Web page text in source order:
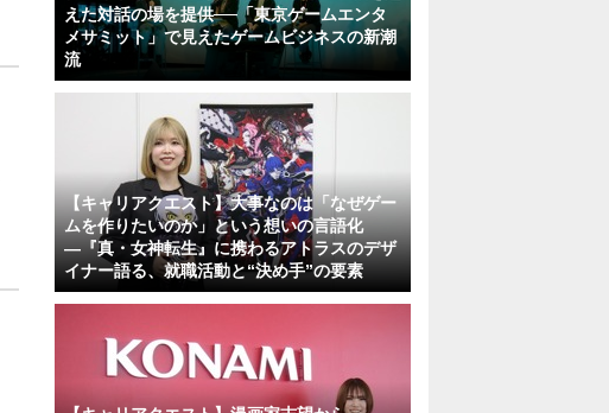
えた対話の場を提供──「東京ゲームエンタ
メサミット」で見えたゲームビジネスの新潮
流
【キャリアクエスト】大事なのは「なぜゲー
ムを作りたいのか」という想いの言語化
―『真・女神転生』に携わるアトラスのデザ
イナー語る、就職活動と“決め手”の要素